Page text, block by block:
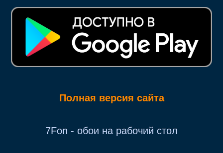
Полная версия сайта
7Fon - обои на рабочий стол